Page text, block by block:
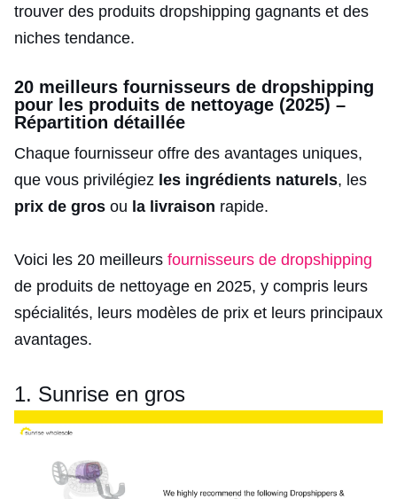
trouver des produits dropshipping gagnants et des
niches tendance.
20 meilleurs fournisseurs de dropshipping
pour les produits de nettoyage (2025) –
Répartition détaillée
Chaque fournisseur offre des avantages uniques,
que vous privilégiez les ingrédients naturels, les
prix de gros ou la livraison rapide.
Voici les 20 meilleurs fournisseurs de dropshipping
de produits de nettoyage en 2025, y compris leurs
spécialités, leurs modèles de prix et leurs principaux
avantages.
1. Sunrise en gros